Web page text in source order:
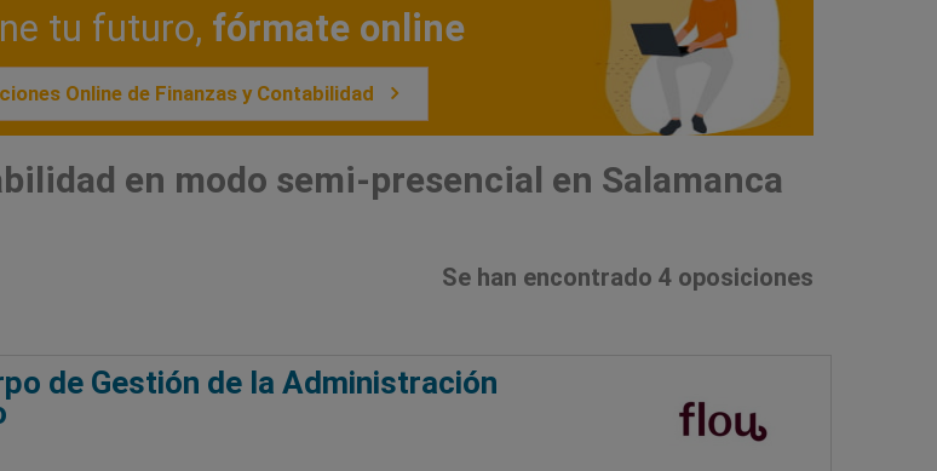
tu futuro, fórmate online
Online de Finanzas y Contabilidad
en modo semi-presencial en Salamanca
Se han encontrado 4 oposiciones
de Gestión de la Administración